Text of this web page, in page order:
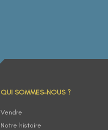
QUI SOMMES-NOUS ?
Vendre
Notre histoire